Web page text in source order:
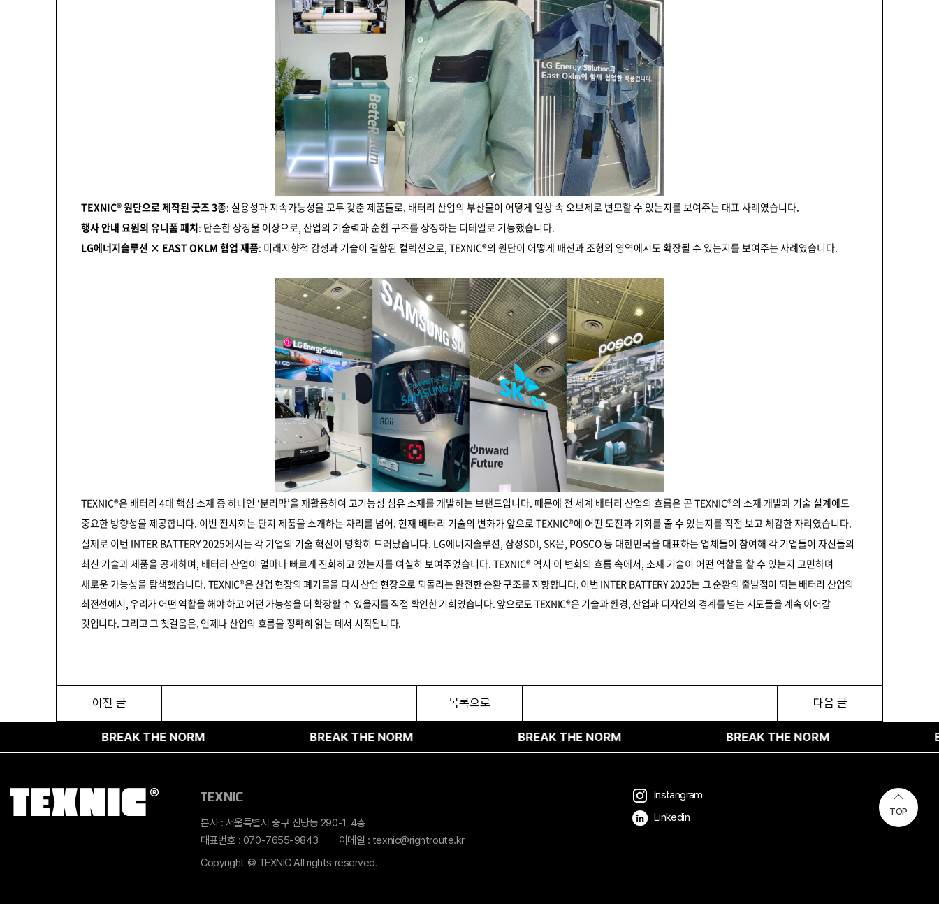
TEXNIC® 원단으로 제작된 굿즈 3종: 실용성과 지속가능성을 모두 갖춘 제품들로, 배터리 산업의 부산물이 어떻게 일상 속 오브제로 변모할 수 있는지를 보여주는 대표 사례였습니다.
행사 안내 요원의 유니폼 패치: 단순한 상징물 이상으로, 산업의 기술력과 순환 구조를 상징하는 디테일로 기능했습니다.
LG에너지솔루션 × EAST OKLM 협업 제품: 미래지향적 감성과 기술이 결합된 컬렉션으로, TEXNIC®의 원단이 어떻게 패션과 조형의 영역에서도 확장될 수 있는지를 보여주는 사례였습니다.
TEXNIC®은 배터리 4대 핵심 소재 중 하나인 ‘분리막’을 재활용하여 고기능성 섬유 소재를 개발하는 브랜드입니다. 때문에 전 세계 배터리 산업의 흐름은 곧 TEXNIC®의 소재 개발과 기술 설계에도
중요한 방향성을 제공합니다. 이번 전시회는 단지 제품을 소개하는 자리를 넘어, 현재 배터리 기술의 변화가 앞으로 TEXNIC®에 어떤 도전과 기회를 줄 수 있는지를 직접 보고 체감한 자리였습니다.
실제로 이번 INTER BATTERY 2025에서는 각 기업의 기술 혁신이 명확히 드러났습니다. LG에너지솔루션, 삼성SDI, SK온, POSCO 등 대한민국을 대표하는 업체들이 참여해 각 기업들이 자신들의
최신 기술과 제품을 공개하며, 배터리 산업이 얼마나 빠르게 진화하고 있는지를 여실히 보여주었습니다. TEXNIC® 역시 이 변화의 흐름 속에서, 소재 기술이 어떤 역할을 할 수 있는지 고민하며
새로운 가능성을 탐색했습니다. TEXNIC®은 산업 현장의 폐기물을 다시 산업 현장으로 되돌리는 완전한 순환 구조를 지향합니다. 이번 INTER BATTERY 2025는 그 순환의 출발점이 되는 배터리 산업의
최전선에서, 우리가 어떤 역할을 해야 하고 어떤 가능성을 더 확장할 수 있을지를 직접 확인한 기회였습니다. 앞으로도 TEXNIC®은 기술과 환경, 산업과 디자인의 경계를 넘는 시도들을 계속 이어갈
것입니다. 그리고 그 첫걸음은, 언제나 산업의 흐름을 정확히 읽는 데서 시작됩니다.
이전 글 목록으로 다음 글
BREAK THE NORM BREAK THE NORM BREAK THE NORM BREAK THE NORM
TEXNIC
본사 : 서울특별시 중구 신당동 290-1, 4층
대표번호 : 070-7655-9843
이메일 : texnic@rightroute.kr
Copyright © TEXNIC All rights reserved.
Instangram
Linkedin
TOP